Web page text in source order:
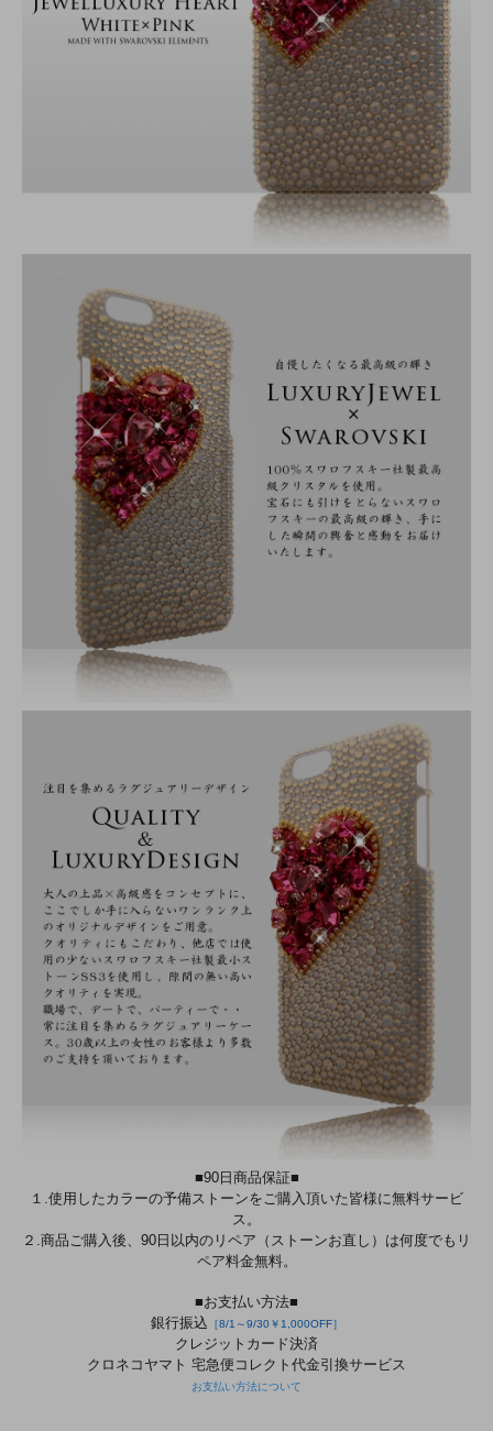
■90日商品保証■
１.使用したカラーの予備ストーンをご購入頂いた皆様に無料サービ
ス。
２.商品ご購入後、90日以内のリペア（ストーンお直し）は何度でもリ
ペア料金無料。
■お支払い方法■
銀行振込 ［8/1～9/30￥1,000OFF］
クレジットカード決済
クロネコヤマト 宅急便コレクト代金引換サービス
お支払い方法について